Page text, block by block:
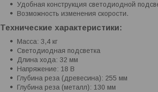
Удобная конструкция светодиодной
Возможность изменения скорости.
Технические характеристики:
Масса: 3,4 кг
Светодиодная подсветка
Длина хода: 32 мм
Напряжение: 18 В
Глубина реза (древесина): 255 мм
Глубина реза (металл): 130 мм